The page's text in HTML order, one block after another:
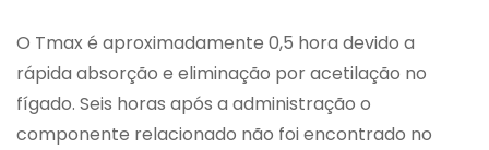
O Tmax é aproximadamente 0,5 hora devido a
rápida absorção e eliminação por acetilação no
fígado. Seis horas após a administração o
componente relacionado não foi encontrado no